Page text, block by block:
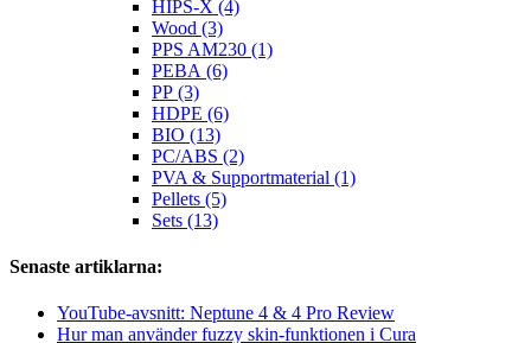
HIPS-X (4)
Wood (3)
PPS AM230 (1)
PEBA (6)
PP (3)
HDPE (6)
BIO (13)
PC/ABS (2)
PVA & Supportmaterial (1)
Pellets (5)
Sets (13)
Senaste artiklarna:
YouTube-avsnitt: Neptune 4 & 4 Pro Review
Hur man använder fuzzy skin-funktionen i Cura